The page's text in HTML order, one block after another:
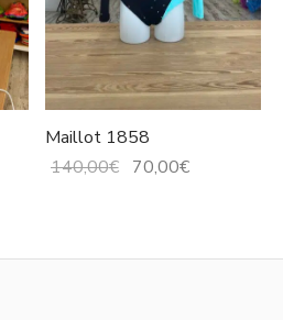
Maillot 1858
140,00€
El precio
70,00€